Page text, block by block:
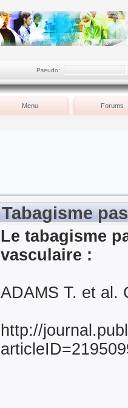
Pseudo:
Menu Forums
Tabagisme
Le tabagisme
vasculaire :
ADAMS T. et al.
http://